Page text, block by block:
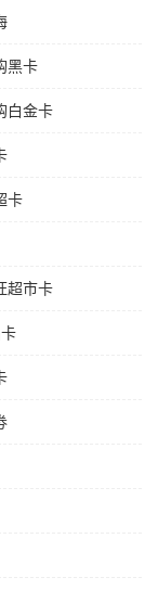
黑卡
白金卡
卡
超市卡